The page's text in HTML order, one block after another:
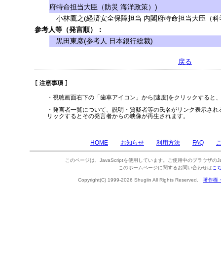
府特命担当大臣（防災 海洋政策）)
小林鷹之(経済安全保障担当 内閣府特命担当大臣（
参考人等（発言順）：
黒田東彦(参考人 日本銀行総裁)
戻る
・視聴画面右下の「歯車アイコン」から[速度]をクリックすると
・発言者一覧について、説明・質疑者等の氏名がリンク表示さ
リックするとその発言者からの映像が再生されます。
HOME お知らせ 利用方法 FAQ
このページは、JavaScriptを使用しています。ご使用中のブラウザの
このホームページに関するお問い合わせは こ
Copyright(C) 1999-2026 Shugiin All Rights Reserved. 著作権